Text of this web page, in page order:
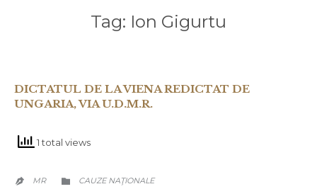
Tag: Ion Gigurtu
DICTATUL DE LA VIENA REDICTAT DE
UNGARIA, VIA U.D.M.R.
1 total views
 MR  CATEGORY
CAUZE NAŢIONALE